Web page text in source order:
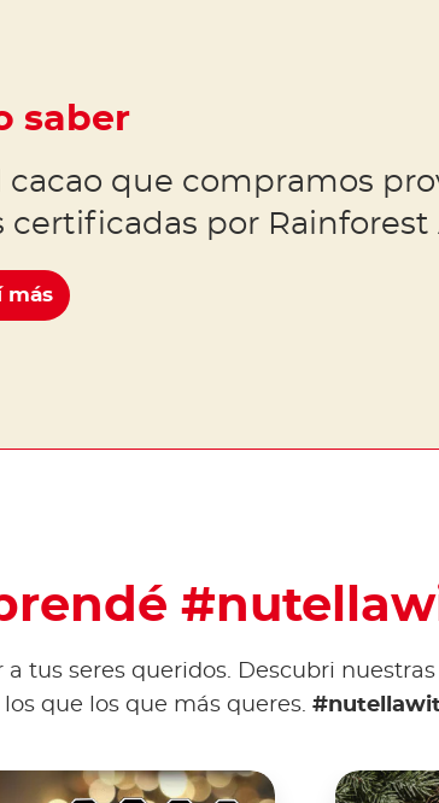
saber
cacao que compramos
certificadas por Rainforest
más
tus seres queridos. Descubri
que los que más queres.